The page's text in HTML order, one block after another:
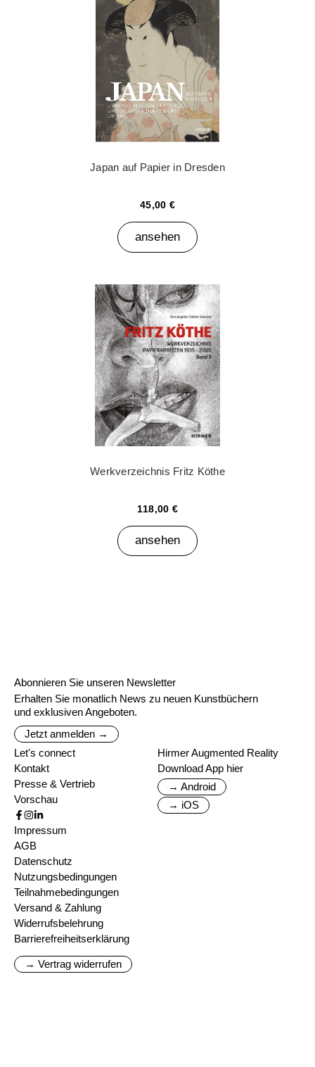
Japan auf Papier in Dresden
45,00 €
ansehen
Werkverzeichnis Fritz Köthe
118,00 €
ansehen
Abonnieren Sie unseren Newsletter
Erhalten Sie monatlich News zu neuen Kunstbüchern
und exklusiven Angeboten.
Jetzt anmelden →
Let's connect
Kontakt
Presse & Vertrieb
Vorschau
Hirmer Augmented Reality
Download App hier
→ Android
→ iOS
Impressum
AGB
Datenschutz
Nutzungsbedingungen
Teilnahmebedingungen
Versand & Zahlung
Widerrufsbelehrung
Barrierefreiheitserklärung
→ Vertrag widerrufen